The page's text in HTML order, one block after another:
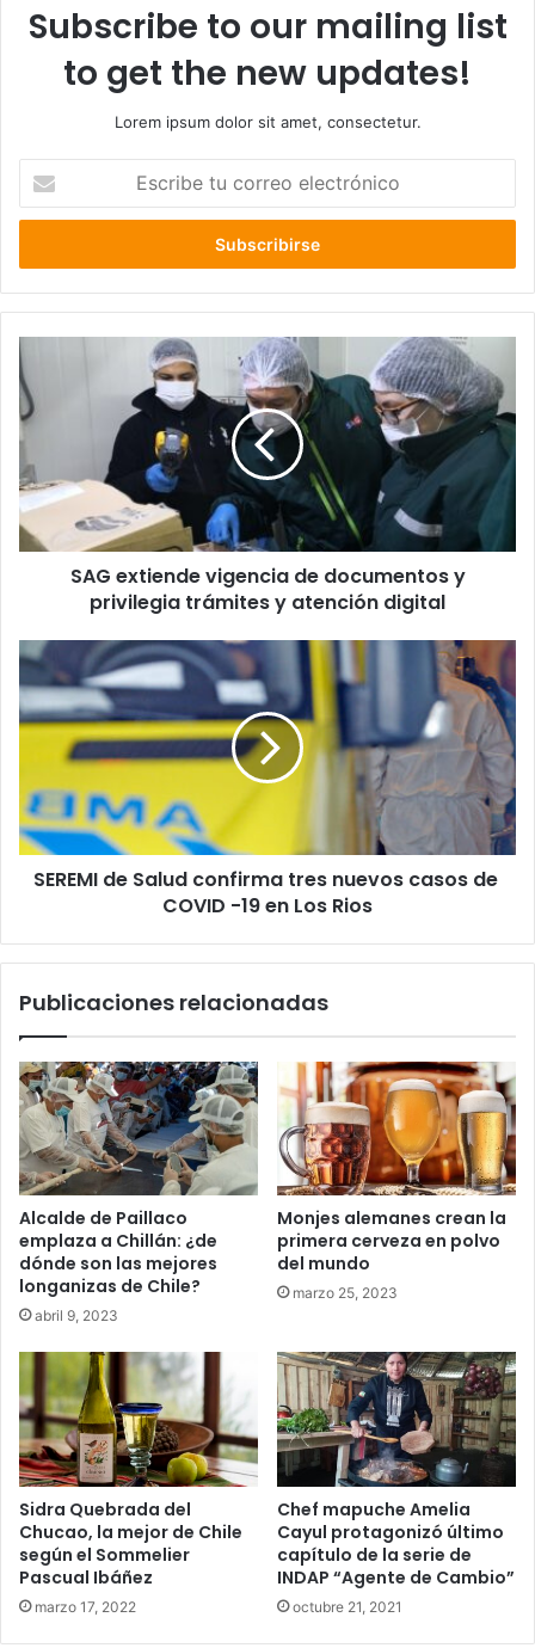
Subscribe to our mailing list
to get the new updates!
Lorem ipsum dolor sit amet, consectetur.
correo
SAG
extiende
vigencia
de
documentos
y
privilegia
trámites
y
atenciónSAG extiende vigencia de documentos y
privilegia trámites y atención digital
SEREMI
Salud
confirma
casos
de
COVID
-19
Rios
SEREMI de Salud confirma tres nuevos casos de
COVID -19 en Los Rios
Publicaciones relacionadas
Alcalde de Paillaco
emplaza a Chillán: ¿de
dónde son las mejores
longanizas de Chile?
abril 9, 2023
Monjes alemanes crean la
primera cerveza en polvo
del mundo
marzo 25, 2023
Sidra Quebrada del
Chucao, la mejor de Chile
según el Sommelier
Pascual Ibáñez
marzo 17, 2022
Chef mapuche Amelia
Cayul protagonizó último
capítulo de la serie de
INDAP “Agente de Cambio”
octubre 21, 2021